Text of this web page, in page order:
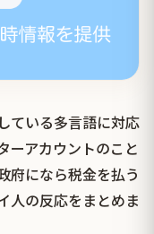
ている多言語に対応
ーアカウントのこと
府になら税金を払う
人の反応をまとめま